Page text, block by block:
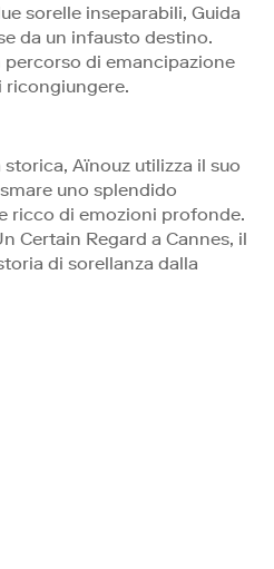
sorelle inseparabili, Guida
da un infausto destino.
di emancipazione
ricongiungere.
Aïnouz utilizza il suo
uno splendido
ricco di emozioni profonde.
Certain Regard a Cannes, il
di sorellanza dalla